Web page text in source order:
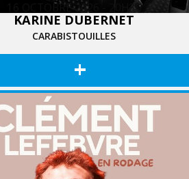
16 OCTOBRE 2026 - 20H30
KARINE DUBERNET
CARABISTOUILLES
+